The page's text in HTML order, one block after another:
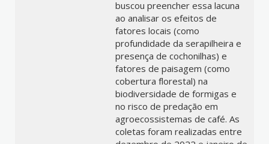
buscou preencher essa lacuna
ao analisar os efeitos de
fatores locais (como
profundidade da serapilheira e
presença de cochonilhas) e
fatores de paisagem (como
cobertura florestal) na
biodiversidade de formigas e
no risco de predação em
agroecossistemas de café. As
coletas foram realizadas entre